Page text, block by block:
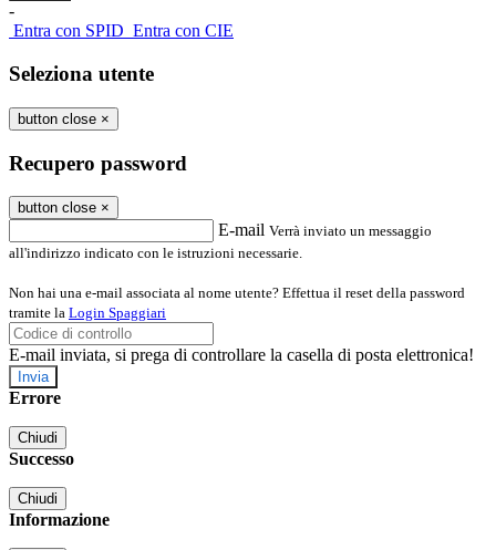
-
Entra con SPID Entra con CIE
Seleziona utente
button close ×
Recupero password
button close ×
E-mail Verrà inviato un messaggio
all'indirizzo indicato con le istruzioni necessarie.
Non hai una e-mail associata al nome utente? Effettua il reset della password
tramite la Login Spaggiari
E-mail inviata, si prega di controllare la casella di posta elettronica!
Errore
Chiudi
Successo
Chiudi
Informazione